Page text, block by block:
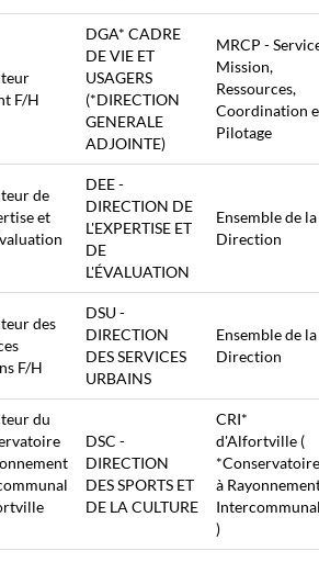
F/H
DGA* CADRE
DE VIE ET
USAGERS
(*DIRECTION
GENERALE
ADJOINTE)
MRCP -
Mission,
Ressources,
Coordination
Pilotage
de
et
DEE -
DIRECTION DE
L'EXPERTISE ET
DE
L'ÉVALUATION
Ensemble de la
Direction
des
F/H
DSU -
DIRECTION
DES SERVICES
URBAINS
Ensemble de la
Direction
du
DSC -
DIRECTION
DES SPORTS ET
DE LA CULTURE
CRI*
d'Alfortville (
*Conservatoire
à
)